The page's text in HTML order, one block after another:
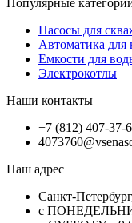
Популярные
Насосы для
Автоматика для
Емкости для
Электрокотлы
Наши контакты
+7 (812) 407-37-
Наш адрес
Санкт-
с